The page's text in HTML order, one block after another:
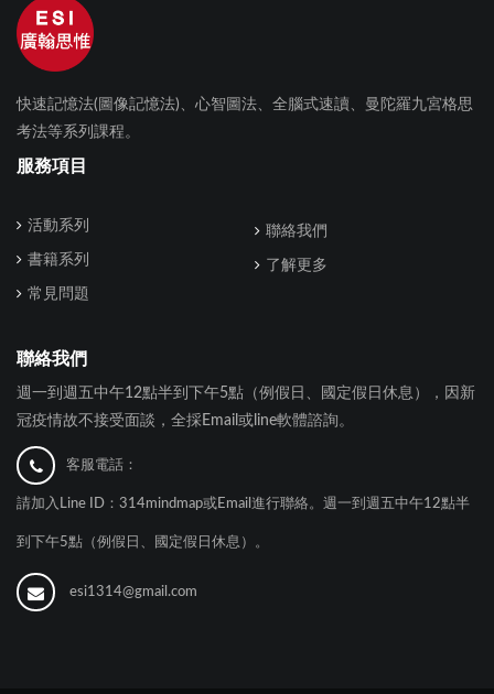
快速記憶法(圖像記憶法)、心智圖法、全腦式速讀、曼陀羅九宮格思
考法等系列課程。
服務項目
活動系列
書籍系列
常見問題
聯絡我們
了解更多
聯絡我們
週一到週五中午12點半到下午5點（例假日、國定假日休息），因新
冠疫情故不接受面談，全採Email或line軟體諮詢。
客服電話：
請加入Line ID：314mindmap或Email進行聯絡。週一到週五中午12點半
到下午5點（例假日、國定假日休息）。
esi1314@gmail.com